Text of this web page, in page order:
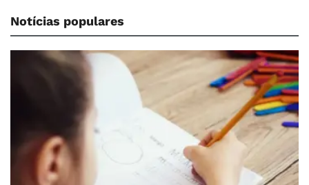
Notícias populares